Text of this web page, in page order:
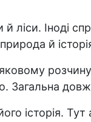
ліси. Іноді
й
Загальна
історія.